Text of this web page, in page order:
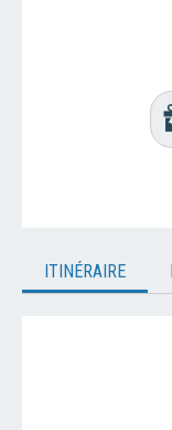
ITINÉRAIRE